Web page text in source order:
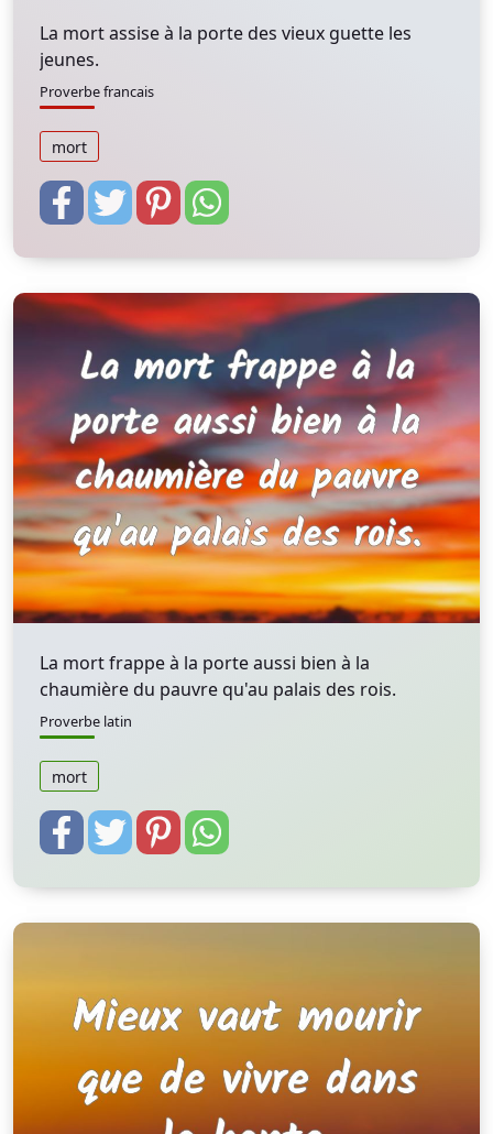
La mort assise à la porte des vieux guette les
jeunes.
Proverbe francais
mort
La mort frappe à la porte aussi bien à la
chaumière du pauvre qu'au palais des rois.
Proverbe latin
mort